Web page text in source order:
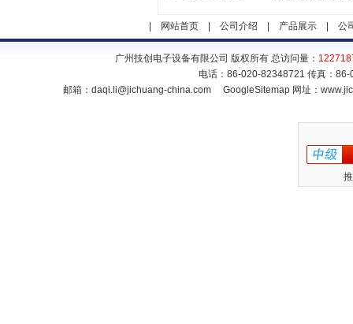
网站首页| 公司介绍 产品展示| 公
广州技创电子设备有限公司 版权所有 总访问量：
电话：86-020-82348721 传真：
邮箱： daqi.li@jichuang-china.com GoogleSitemap 网址：